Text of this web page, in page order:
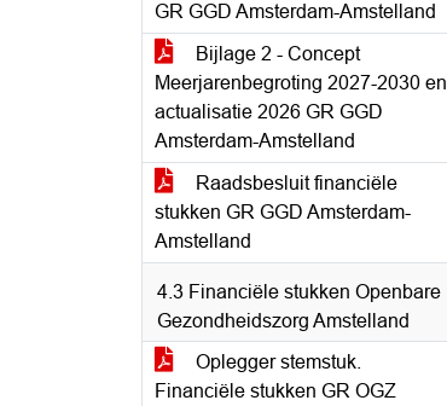
GR GGD Amsterdam-Amstelland
Bijlage 2 - Concept
Meerjarenbegroting 2027-2030 en
actualisatie 2026 GR GGD
Amsterdam-Amstelland
Raadsbesluit financiële
stukken GR GGD Amsterdam-
Amstelland
4.3 Financiële stukken Openbare
Gezondheidszorg Amstelland
Oplegger stemstuk.
Financiële stukken GR OGZ